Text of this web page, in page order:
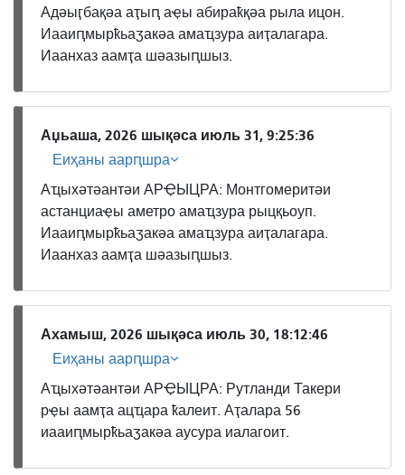
Адәыӷбақәа аҭыԥ аҿы абираҟқәа рыла ицон.
Иааиԥмырҟьаӡакәа амаҵзура аиҭалагара.
Иаанхаз аамҭа шәазыԥшыз.
Аџьаша, 2026 шықәса июль 31, 9:25:36
Еиҳаны аарԥшра
Аҵыхәтәантәи АРҾЫЦРА: Монтгомеритәи
астанциаҿы аметро амаҵзура рыцқьоуп.
Иааиԥмырҟьаӡакәа амаҵзура аиҭалагара.
Иаанхаз аамҭа шәазыԥшыз.
Ахамыш, 2026 шықәса июль 30, 18:12:46
Еиҳаны аарԥшра
Аҵыхәтәантәи АРҾЫЦРА: Рутланди Такери
рҿы аамҭа ацҵара ҟалеит. Аҭалара 56
иааиԥмырҟьаӡакәа аусура иалагоит.